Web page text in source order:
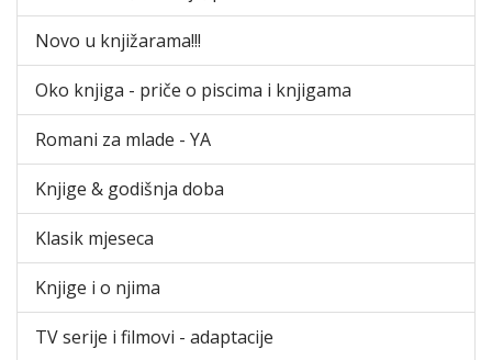
Novo u knjižarama!!!
Oko knjiga - priče o piscima i knjigama
Romani za mlade - YA
Knjige & godišnja doba
Klasik mjeseca
Knjige i o njima
TV serije i filmovi - adaptacije